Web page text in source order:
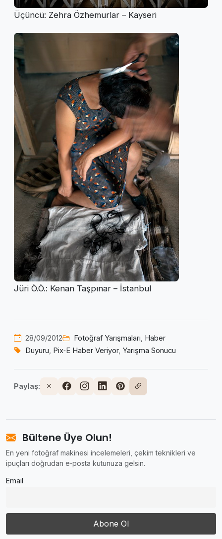
Üçüncü: Zehra Özhemurlar – Kayseri
Jüri Ö.Ö.: Kenan Taşpınar – İstanbul
28/09/2012 Fotoğraf Yarışmaları, Haber
Duyuru, Pix‑E Haber Veriyor, Yarışma Sonucu
Paylaş:
Bültene Üye Olun!
En yeni fotoğraf makinesi incelemeleri, çekim teknikleri ve
ipuçları doğrudan e‑posta kutunuza gelsin.
Email